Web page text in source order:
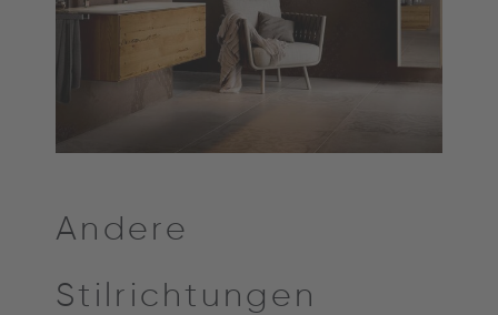
Andere
Stilrichtungen